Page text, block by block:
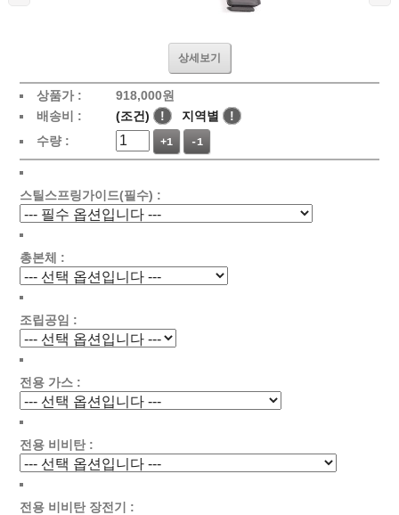
상세보기
상품가 :
918,000원
배송비 :
(조건) ! 지역별
!
수량 :
+1 -1
스틸스프링가이드(필수) :
총본체 :
조립공임 :
전용 가스 :
전용 비비탄 :
전용 비비탄 장전기 :